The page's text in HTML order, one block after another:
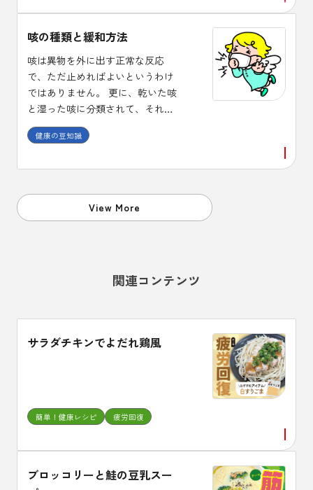
咳の種類と緩和方法
咳は異物を外に出す正常な反応
で、ただ止めればよいというわけ
ではありません。 更に、乾いた咳
と湿った咳に分類されて、それぞ
れに使用する薬剤が異なります。
また、咳止め薬には中枢性と末梢
を使うと症状が悪化する場合があ
健康の豆知識
View More
関連コンテンツ
サラダチキンでよだれ鶏風
簡単！健康レシピ 疲労回復
ブロッコリーと鮭の豆乳スー